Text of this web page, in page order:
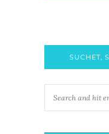
SUCHET,